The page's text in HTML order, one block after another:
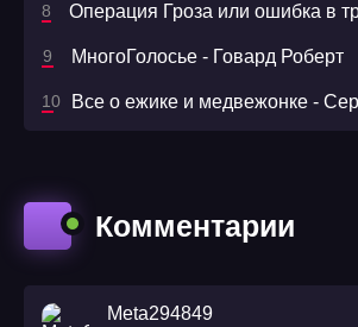
МногоГолосье - Говард Роберт
Все о ежике и медвежонке -
Комментарии
Meta294849